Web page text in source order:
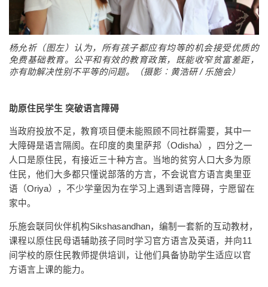
杨允祈（图左）认为，所有孩子都应有均等的机会接受优质的
免费基础教育。公平和有效的教育政策，既能收窄贫富差距，
亦有助解决性别不平等的问题。（摄影︰黄浩研 / 乐施会）
助原住民学生 突破语言障碍
当政府投放不足，教育项目便未能照顾不同社群需要，其中一
大障碍是语言隔阂。在印度的奥里萨邦（Odisha），四分之一
人口是原住民，有接近三十种方言。当地的贫穷人口大多为原
住民，他们大多都只懂说部落的方言，不会说官方语言奥里亚
语（Oriya），不少学童因为在学习上遇到语言障碍，宁愿留在
家中。
乐施会联同伙伴机构Sikshasandhan，编制一套新的互动教材，
课程以原住民母语辅助孩子同时学习官方语言及英语，并向11
间学校的原住民教师提供培训，让他们具备协助学生适应以官
方语言上课的能力。